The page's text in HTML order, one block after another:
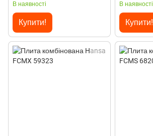
В наявності
Купити!
В наявності
Купити!